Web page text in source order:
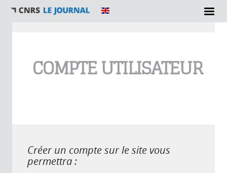
COMPTE UTILISATEUR
Créer un compte sur le site vous
permettra :